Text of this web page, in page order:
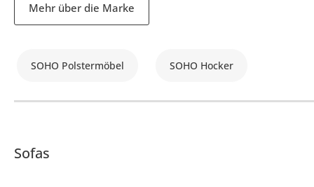
Mehr über die Marke
SOHO Polstermöbel SOHO Hocker
Sofas